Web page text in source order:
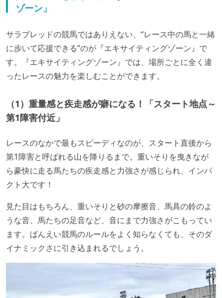
ゾーン」
サラブレッドの競馬ではありえない、“レース中の馬と一緒
に歩いて応援できる”のが『エキサイティングゾーン』で
す。『エキサイティングゾーン』では、場所ごとに全く違
ったレースの魅力を楽しむことができます。
（1）重量感と疾走感が癖になる！「スタート地点～
第1障害付近」
レースのなかで最もスピーディなのが、スタート直後から
第1障害と呼ばれる山を降りるまで。重いそりを曳きなが
ら豪快に走る馬たちの疾走感と力強さが感じられ、インパ
クト大です！
見た目はもちろん、重いそりと砂の摩擦音、馬具の鈴のよ
うな音、馬たちの足音など、音にまで力強さがこもってい
ます。ばんえい競馬のルールをよく知らなくても、そのダ
イナミックさに引き込まれるでしょう。